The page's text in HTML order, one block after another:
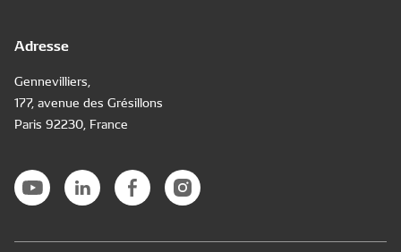
Adresse
Gennevilliers,
177, avenue des Grésillons
Paris 92230, France